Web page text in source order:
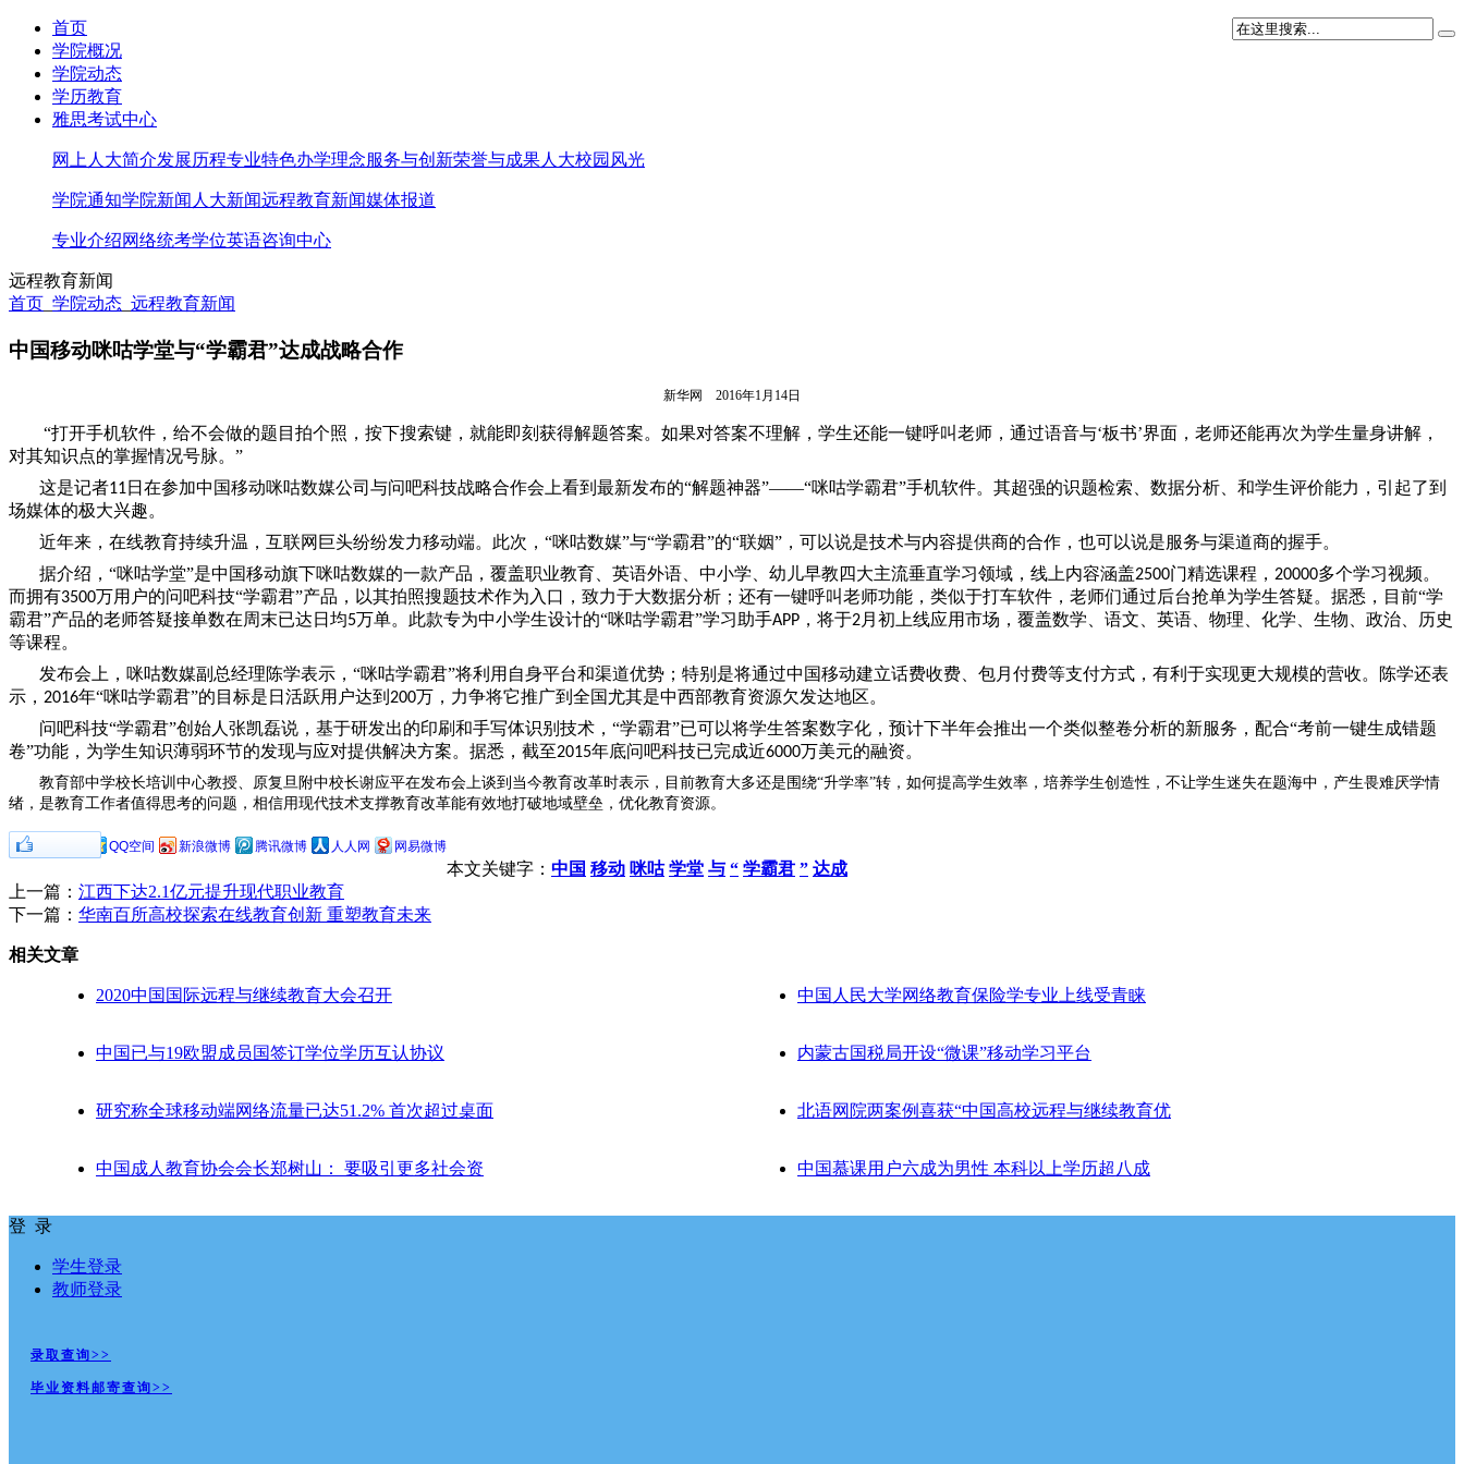
首页
学院概况
学院动态
学历教育
雅思考试中心
网上人大简介发展历程专业特色办学理念服务与创新荣誉与成果人大校园风光
学院通知学院新闻 人大新闻远程教育新闻媒体报道
专业介绍网络统考学位英语咨询中心
远程教育新闻
首页 学院动态 远程教育新闻
中国移动咪咕学堂与“学霸君”达成战略合作
新华网 2016年1月14日
“打开手机软件，给不会做的题目拍个照，按下搜索键，就能即刻获得解题答案。如果对答案不理解，学生还能一键呼叫老师，通过语音与‘板书’界面，老师还能再次为学生量身讲解，
对其知识点的掌握情况号脉。”
这是记者11日在参加中国移动咪咕数媒公司与问吧科技战略合作会上看到最新发布的“解题神器”——“咪咕学霸君”手机软件。其超强的识题检索、数据分析、和学生评价能力，引起了到
场媒体的极大兴趣。
近年来，在线教育持续升温，互联网巨头纷纷发力移动端。此次，“咪咕数媒”与“学霸君”的“联姻”，可以说是技术与内容提供商的合作，也可以说是服务与渠道商的握手。
据介绍，“咪咕学堂”是中国移动旗下咪咕数媒的一款产品，覆盖职业教育、英语外语、中小学、幼儿早教四大主流垂直学习领域，线上内容涵盖2500门精选课程， 20000多个学习视频。
而拥有3500万用户的问吧科技“学霸君”产品，以其拍照搜题技术作为入口，致力于大数据分析；还有一键呼叫老师功能，类似于打车软件，老师们通过后台抢单为学生答疑。据悉，目前“学
霸君”产品的老师答疑接单数在周末已达日均5万单。此款专为中小学生设计的“咪咕学霸君”学习助手APP ，将于2月初上线应用市场，覆盖数学、语文、英语、物理、化学、生物、政治、历史
等课程。
发布会上，咪咕数媒副总经理陈学表示，“咪咕学霸君”将利用自身平台和渠道优势；特别是将通过中国移动建立话费收费、包月付费等支付方式，有利于实现更大规模的营收。陈学还表
示， 2016年“咪咕学霸君”的目标是日活跃用户达到 200万，力争将它推广到全国尤其是中西部教育资源欠发达地区。
问吧科技“学霸君”创始人张凯磊说，基于研发出的印刷和手写体识别技术，“学霸君”已可以将学生答案数字化，预计下半年会推出一个类似整卷分析的新服务，配合“考前一键生成错题
卷”功能，为学生知识薄弱环节的发现与应对提供解决方案。据悉，截至2015年底问吧科技已完成近6000万美元的融资。
教育部中学校长培训中心教授、原复旦附中校长谢应平在发布会上谈到当今教育改革时表示，目前教育大多还是围绕“升学率”转，如何提高学生效率，培养学生创造性，不让学生迷失在题海中，产生畏难厌学情
绪，是教育工作者值得思考的问题，相信用现代技术支撑教育改革能有效地打破地域壁垒，优化教育资源。
QQ空间 新浪微博 腾讯微博 人人网 网易微博
本文关键字： 中国 移动 咪咕 学堂 与 “ 学霸君 ” 达成
上一篇： 江西下达2.1亿元提升现代职业教育
下一篇： 华南百所高校探索在线教育创新 重塑教育未来
相关文章
2020中国国际远程与继续教育大会召开 中国人民大学网络教育保险学专业上线受青睐
中国已与19欧盟成员国签订学位学历互认协议 内蒙古国税局开设“微课”移动学习平台
研究称全球移动端网络流量已达51.2% 首次超过桌面 北语网院两案例喜获“中国高校远程与继续教育优
中国成人教育协会会长郑树山： 要吸引更多社会资 中国慕课用户六成为男性 本科以上学历超八成
登 录
学生登录
教师登录
录取查询>>
毕业资料邮寄查询>>